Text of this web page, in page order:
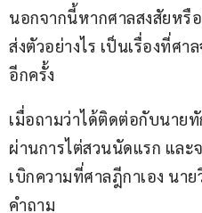
นอกจากนี้หากศาลสงสัยหรื
ส่งตัวอย่างไร เป็นเรื่องที่ศ
อีกครั้ง
เมื่อถามว่าได้ติดต่อกับนาย
ผ่านการไต่สวนนัดแรก แล
เบิกความที่ศาลฎีกาเอง นา
คำถาม